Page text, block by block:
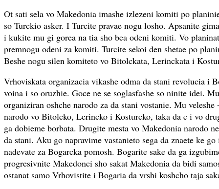
Ot sati sela vo Makedonia imashe izlezeni komiti po
so Turckio asker. I Turcite pravae nogu losho. Apsanite
i kukite mu gi gorea na tia sho bea odeni komiti. Vo
premnogu odeni za komiti. Turcite sekoi den shetae po
Beshe nogu silen komiteto vo Bitolckata, Lerinckata i
Vrhoviskata organizacia vikashe odma da stani revolucia i
voina i so oruzhie. Goce ne se soglasfashe so ninite idei.
organiziran oshche narodo za da stani vostanie. Mu
narodo vo Bitolcko, Lerincko i Kosturcko, taka da e i vo
ga dobieme borbata. Drugite mesta vo Makedonia narodo
da stani. Aku go napravime vastanieto sega da znaete ke
nadevate za Bogarcka pomosh. Bogarite sake da ga
progresivnite Makedonci sho sakat Makedonia da bidi
ostanat samo Vrhovistite i Bogaria da vrshi koshcho taja